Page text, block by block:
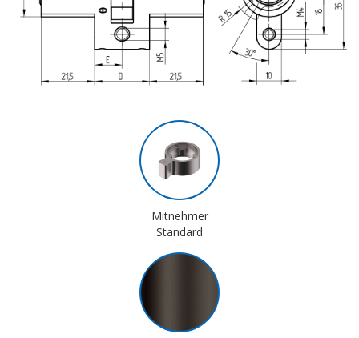
Mitnehmer
Standard